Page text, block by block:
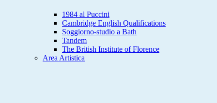
1984 al Puccini
Cambridge English Qualifications
Soggiorno-studio a Bath
Tandem
The British Institute of Florence
Area Artistica